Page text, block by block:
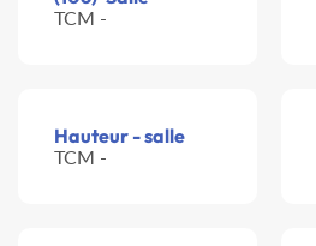
TCM -
Hauteur - salle
TCM -